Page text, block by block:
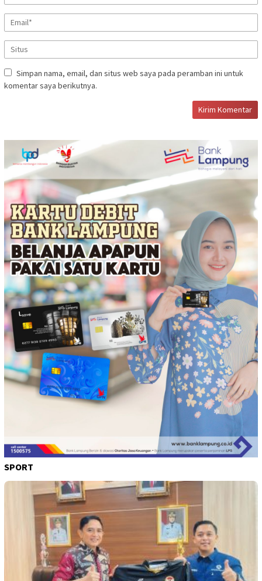
Simpan nama, email, dan situs web saya pada peramban ini untuk
komentar saya berikutnya.
SPORT